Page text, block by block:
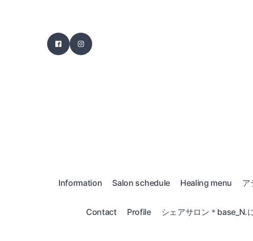
Information Salon schedule Healing menu ア
Contact Profile シェアサロン＊base_N.